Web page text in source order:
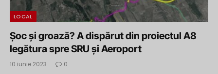
LOCAL
Şoc şi groază? A dispărut din proiectul A8
legătura spre SRU şi Aeroport
10 iunie 2023 0